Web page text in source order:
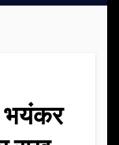
भयंकर